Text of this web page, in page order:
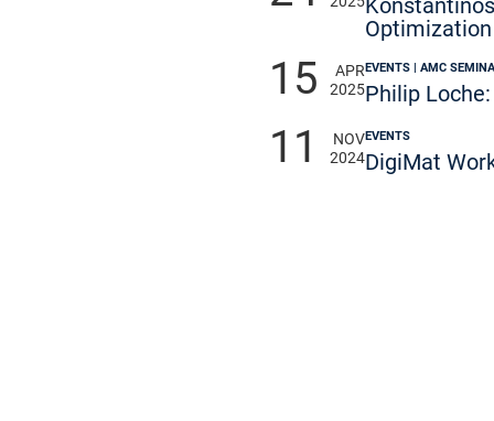
Optimization
15
APR
2025
EVENTS | AMC
Philip
11
NOV
2024
EVENTS
DigiMat